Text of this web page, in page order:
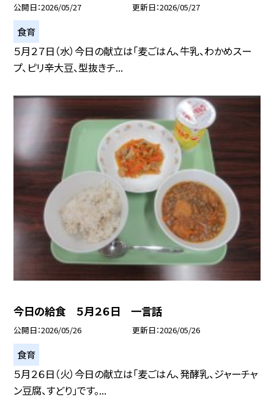
公開日 2026/05/27 更新日 2026/05/27
食育
５月２７日（水）今日の献立は「麦ごはん、牛乳、わかめスー
プ、ピリ辛大豆、型抜きチ...
今日の給食 ５月２６日 一言話
公開日 2026/05/26 更新日 2026/05/26
食育
５月２６日（火）今日の献立は「麦ごはん、発酵乳、ジャーチャ
ン豆腐、すどり」です。...